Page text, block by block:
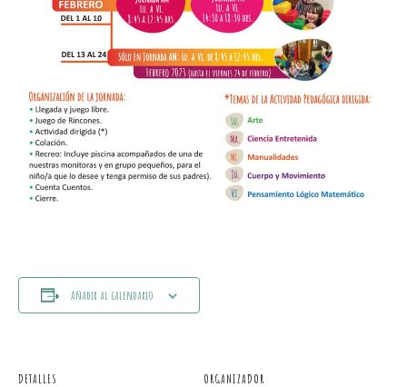
Añadir al calendario
DETALLES ORGANIZADOR